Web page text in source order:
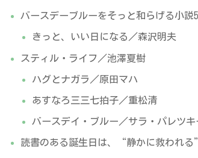
バースデーブルーをそっと和らげる小説
きっと、いい日になる／森沢明夫
スティル・ライフ／池澤夏樹
ハグとナガラ／原田マハ
あすなろ三三七拍子／重松清
バースデイ・ブルー／サラ・パレツキ
読書のある誕生日は、“静かに救われる”